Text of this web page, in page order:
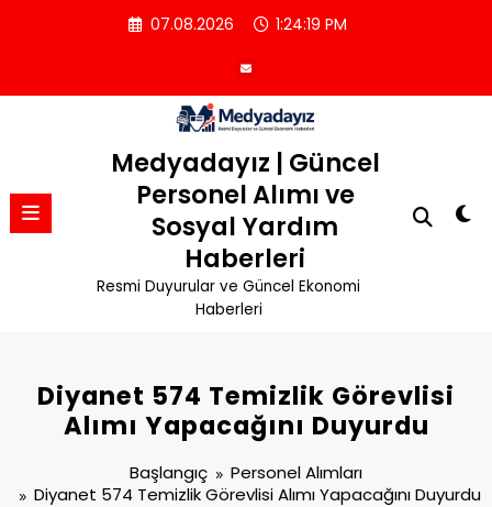
07.08.2026 1:24:19 PM
Medyadayız | Güncel
Personel Alımı ve
Sosyal Yardım
Haberleri
Resmi Duyurular ve Güncel Ekonomi
Haberleri
Diyanet 574 Temizlik Görevlisi
Alımı Yapacağını Duyurdu
Başlangıç
Personel Alımları
Diyanet 574 Temizlik Görevlisi Alımı Yapacağını Duyurdu